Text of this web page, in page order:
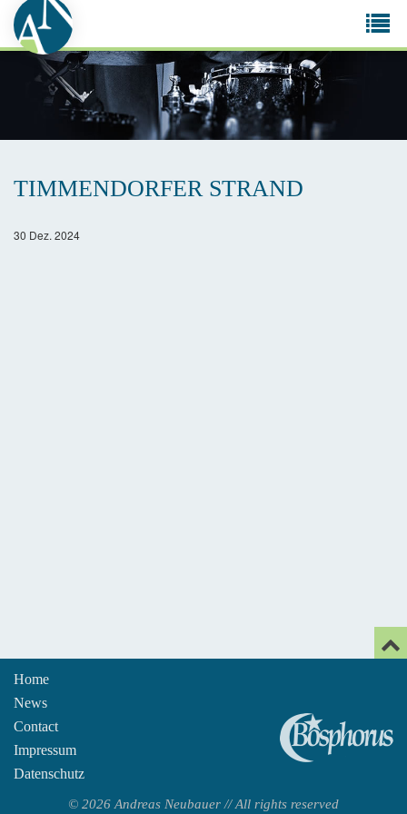
TIMMENDORFER STRAND
30 Dez. 2024
Home
News
Contact
Impressum
Datenschutz
© 2026 Andreas Neubauer // All rights reserved